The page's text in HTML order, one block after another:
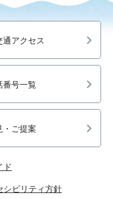
通アクセス
番号一覧
・ご提案
ド
シビリティ方針